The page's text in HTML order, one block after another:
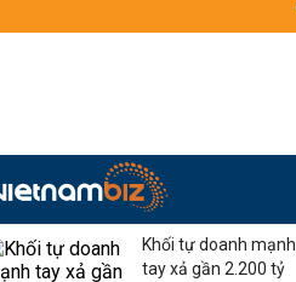
Khối tự doanh mạnh
tay xả gần 2.200 tỷ